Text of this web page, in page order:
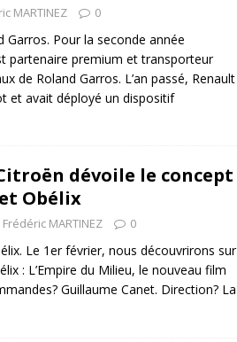
MARTINEZ 0
Garros. Pour la seconde année
partenaire premium et transporteur
de Roland Garros. L’an passé, Renault
et avait déployé un dispositif
dévoile le concept
Obélix
Frédéric MARTINEZ 0
Le 1er février, nous découvrirons sur
: L’Empire du Milieu, le nouveau film
Guillaume Canet. Direction? La